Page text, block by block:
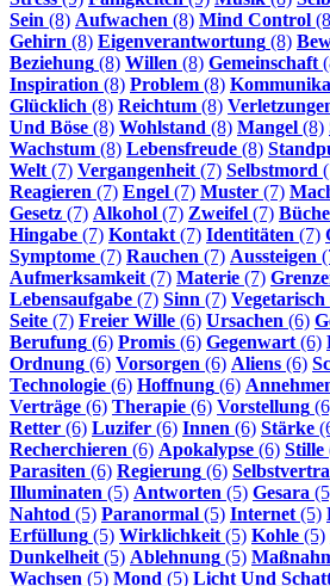
Sein (8) Aufwachen (8) Mind Control
Gehirn (8) Eigenverantwortung (8)
Beziehung (8) Willen (8) Gemeinschaft
Inspiration (8) Problem (8)
Glücklich (8) Reichtum (8)
Und Böse (8) Wohlstand (8) Mangel (8)
Wachstum (8) Lebensfreude (8)
Welt(7) Vergangenheit(7) Selbstmord
Reagieren (7) Engel (7) Muster (7)
Gesetz (7) Alkohol (7) Zweifel (7)
Hingabe (7) Kontakt(7) Identitäten (7)
Symptome (7) Rauchen (7) Aussteigen
Aufmerksamkeit(7) Materie (7)
Lebensaufgabe (7) Sinn (7) Vegetarisch
Seite (7) Freier Wille (6) Ursachen (6)
Berufung (6) Promis (6) Gegenwart(6)
Ordnung (6) Vorsorgen (6) Aliens (6)
Technologie (6) Hoffnung (6)
Verträge (6) Therapie (6) Vorstellung
Retter (6) Luzifer (6) Innen (6) Stärke
Recherchieren (6) Apokalypse (6) Stille
Parasiten (6) Regierung (6)
Illuminaten (5) Antworten (5) Gesara
Nahtod (5) Paranormal (5) Internet(5)
Erfüllung (5) Wirklichkeit(5) Kohle (5)
Dunkelheit(5) Ablehnung (5)
Wachsen (5) Mond (5) Licht Und